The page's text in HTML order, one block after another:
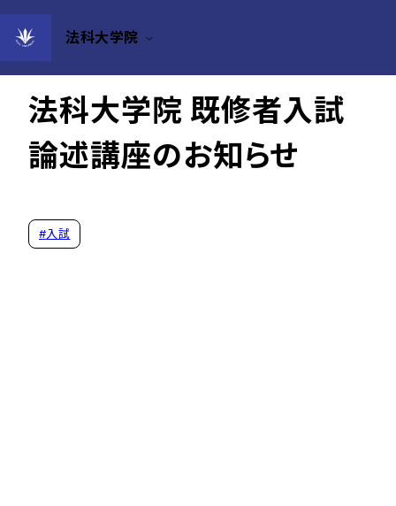
法科大学院
2024年10月15日
法科大学院 既修者入試
論述講座のお知らせ
#入試